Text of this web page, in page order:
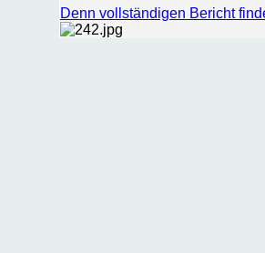
Denn vollständigen Bericht